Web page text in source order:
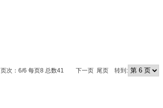
页次：6/6 每页8 总数41 下一页 尾页 转到: